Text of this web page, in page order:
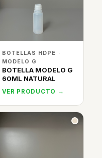
BOTELLAS HDPE ·
MODELO G
BOTELLA MODELO G
60ML NATURAL
VER PRODUCTO →